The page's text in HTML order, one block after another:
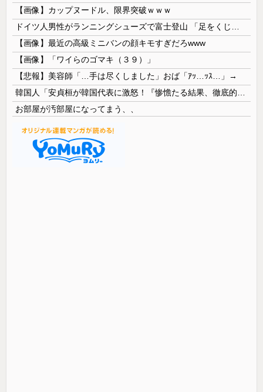
【画像】カップヌードル、限界突破ｗｗｗ
【画像】最近の高級ミニバンの顔キモすぎだろwww
【画像】「ワイらのゴマキ（３９）」
【悲報】美容師「…手は尽くしました」おば「ｱｯ…ｯｽ…」→
お部屋が汚部屋になってまう、、